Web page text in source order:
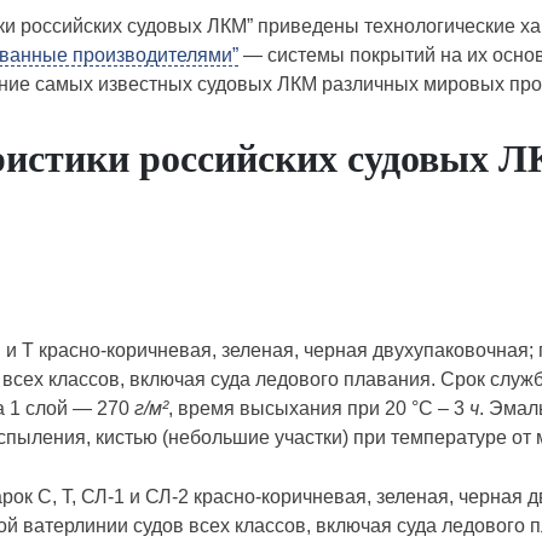
российских судовых ЛКМ” приведены технологические
производителями” — системы покрытий на их
самых известных судовых ЛКМ различных мировых
российских судовых
Т красно-коричневая, зеленая, черная
классов, включая суда ледового плавания. Срок
1 слой — 270г/м², время высыхания при 20 °С – 3 ч.
кистью (небольшие участки) при температуре от
С, Т, СЛ-1 и СЛ-2 красно-коричневая, зеленая, черная
ватерлинии судов всех классов, включая суда